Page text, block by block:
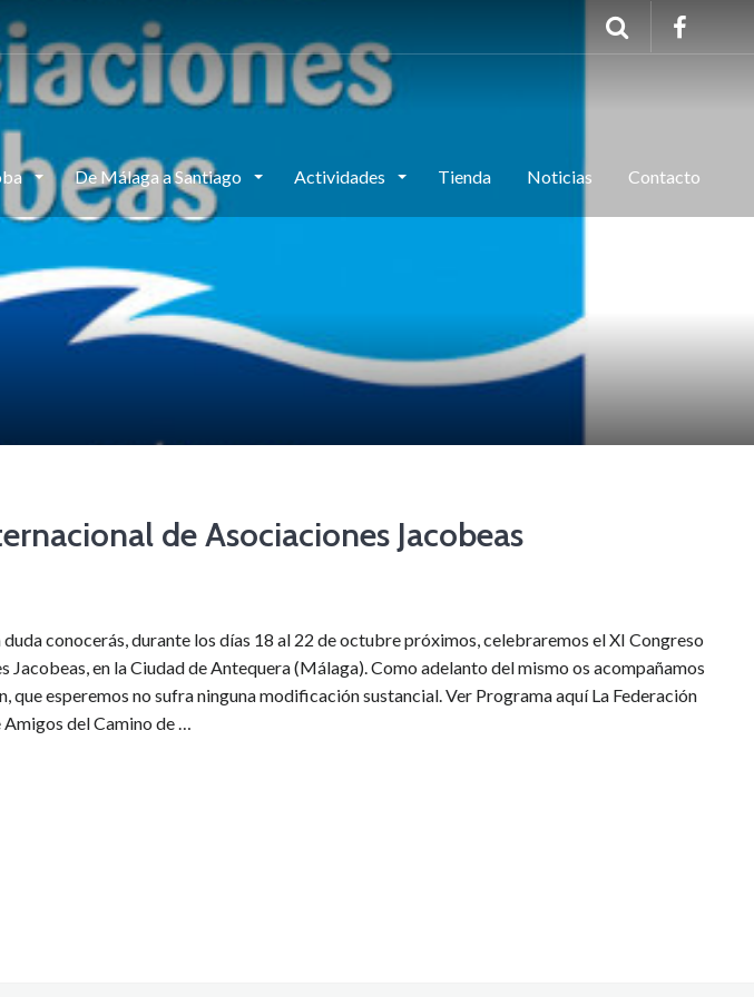
De Málaga a Santiago Actividades Tienda Noticias Contacto
de Asociaciones Jacobeas
conocerás, durante los días 18 al 22 de octubre próximos, celebraremos el XI Congreso
Jacobeas, en la Ciudad de Antequera (Málaga). Como adelanto del mismo os acompañamos
que esperemos no sufra ninguna modificación sustancial. Ver Programa aquí La Federación
Amigos del Camino de …